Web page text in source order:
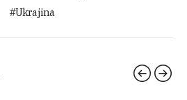
Ukrajina